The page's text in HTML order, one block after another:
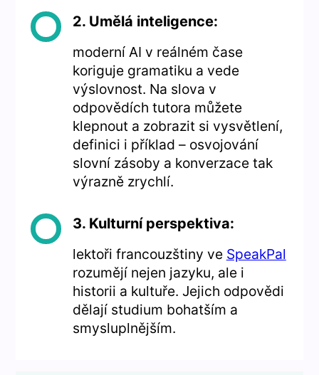
2. Umělá inteligence:
moderní AI v reálném čase
koriguje gramatiku a vede
výslovnost. Na slova v
odpovědích tutora můžete
klepnout a zobrazit si vysvětlení,
definici i příklad – osvojování
slovní zásoby a konverzace tak
výrazně zrychlí.
3. Kulturní perspektiva:
lektoři francouzštiny ve SpeakPal
rozumějí nejen jazyku, ale i
historii a kultuře. Jejich odpovědi
dělají studium bohatším a
smysluplnějším.